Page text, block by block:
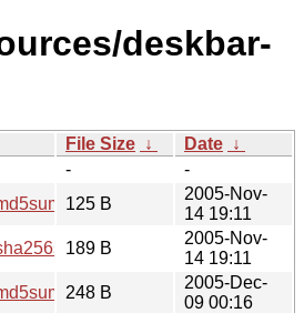
deskbar-
File Size ↓ Date ↓
-
-
125 B
2005-Nov-
14 19:11
189 B
2005-Nov-
14 19:11
248 B
2005-Dec-
09 00:16